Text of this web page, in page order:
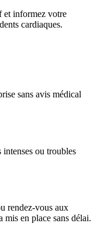
et informez votre
cardiaques.
sans avis médical
ou troubles
rendez-vous aux
mis en place sans délai.